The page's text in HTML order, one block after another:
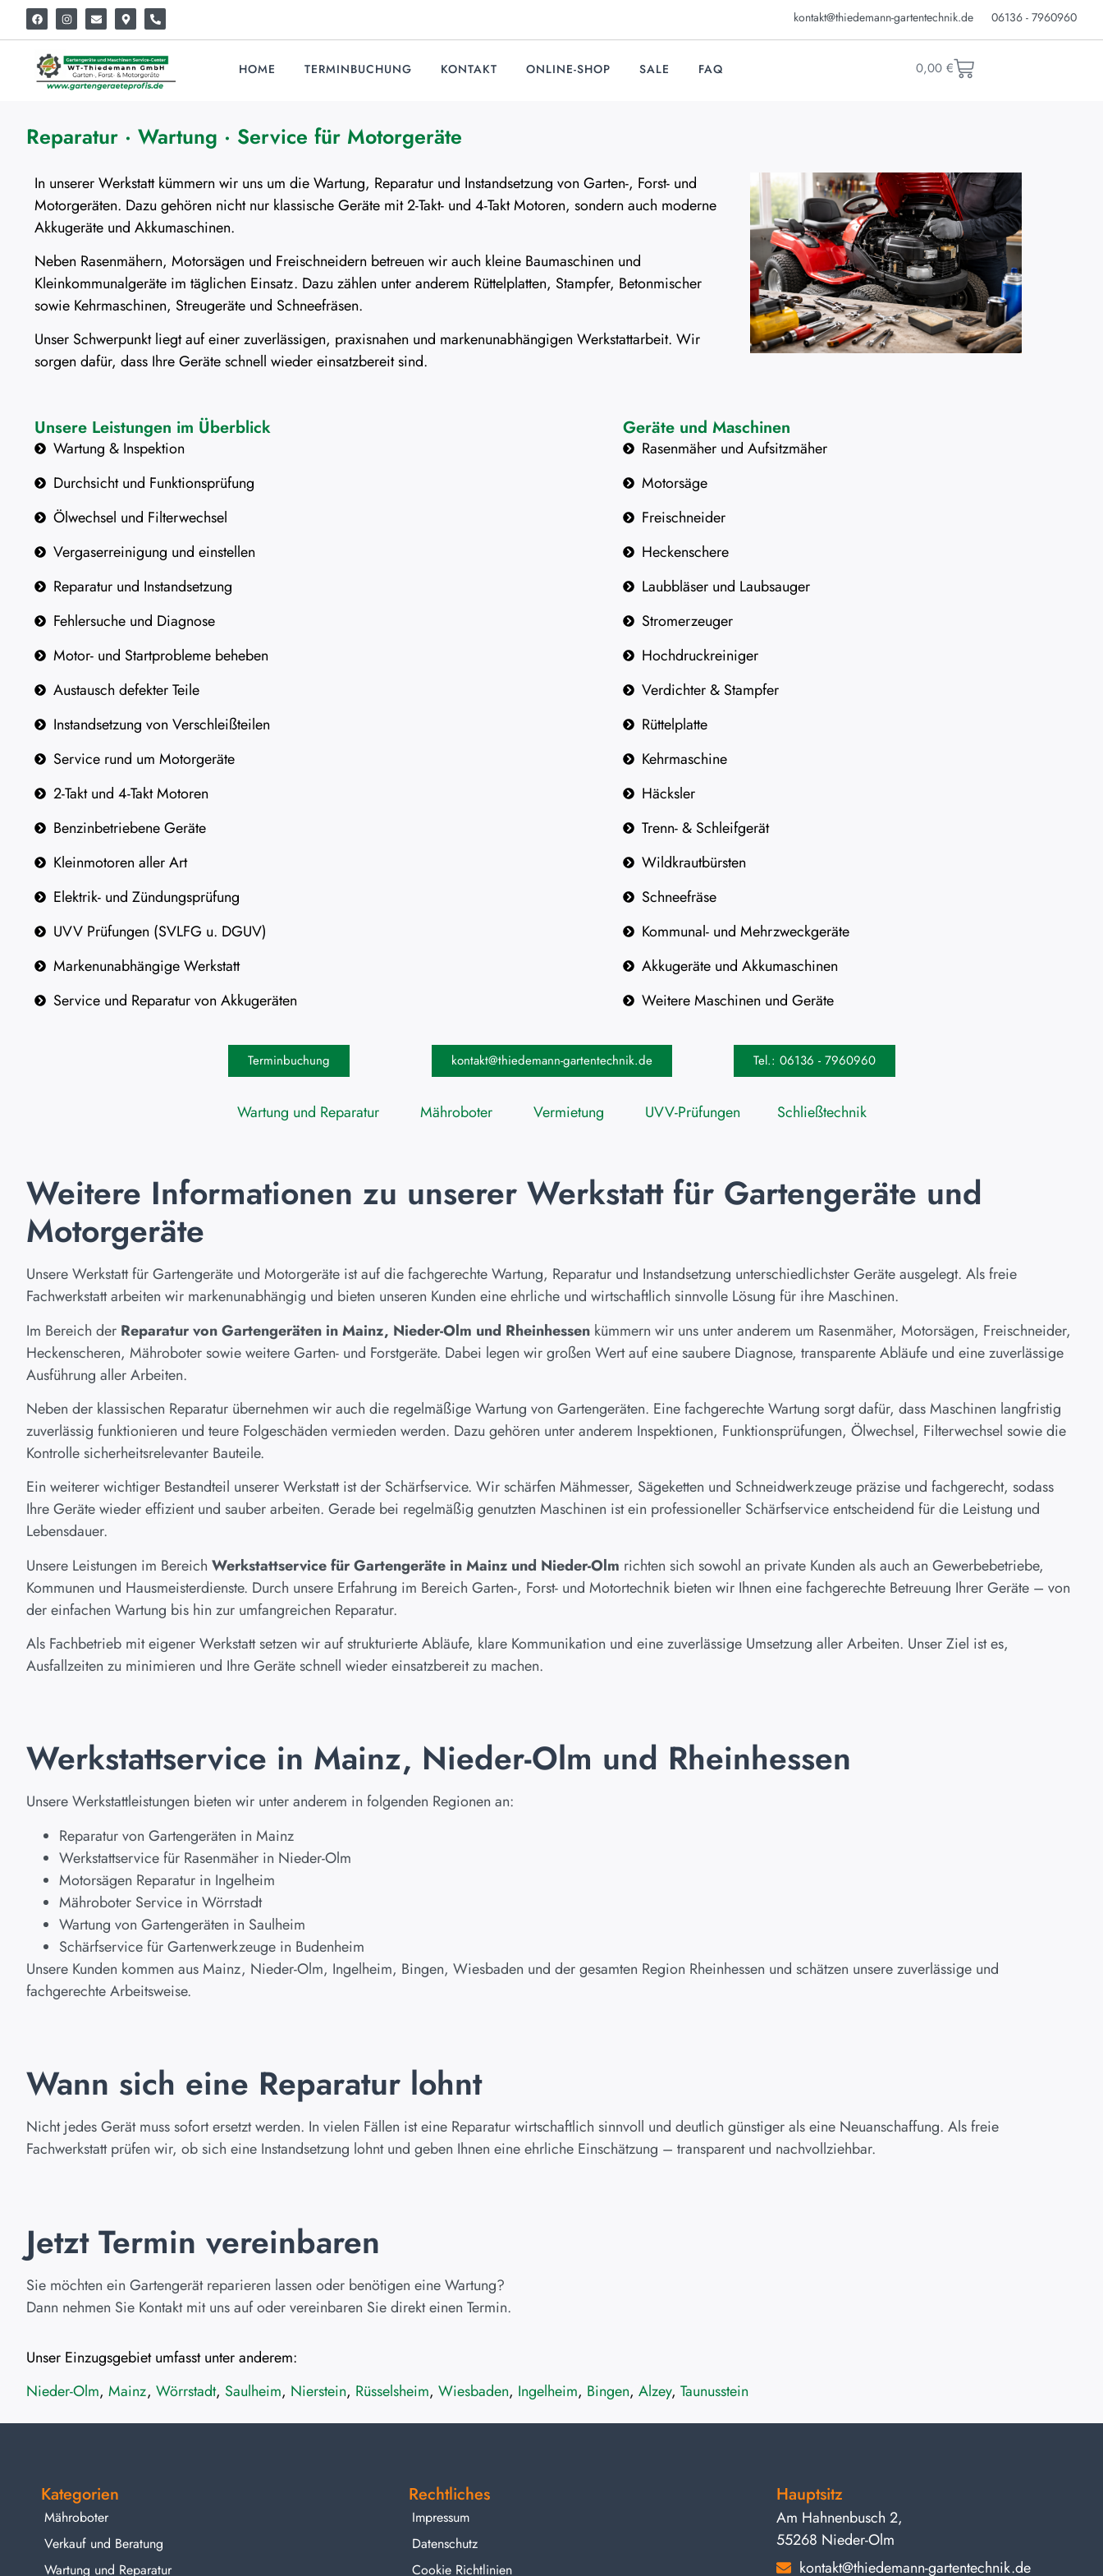
kontakt@thiedemann-gartentechnik.de 06136 - 7960960
HOME TERMINBUCHUNG KONTAKT ONLINE-SHOP SALE FAQ 0,00 €
Reparatur · Wartung · Service für Motorgeräte
In unserer Werkstatt kümmern wir uns um die Wartung, Reparatur und Instandsetzung von Garten-, Forst- und
Motorgeräten. Dazu gehören nicht nur klassische Geräte mit 2-Takt- und 4-Takt Motoren, sondern auch moderne
Akkugeräte und Akkumaschinen.
Neben Rasenmähern, Motorsägen und Freischneidern betreuen wir auch kleine Baumaschinen und
Kleinkommunalgeräte im täglichen Einsatz. Dazu zählen unter anderem Rüttelplatten, Stampfer, Betonmischer
sowie Kehrmaschinen, Streugeräte und Schneefräsen.
Unser Schwerpunkt liegt auf einer zuverlässigen, praxisnahen und markenunabhängigen Werkstattarbeit. Wir
sorgen dafür, dass Ihre Geräte schnell wieder einsatzbereit sind.
Unsere Leistungen im Überblick
Wartung & Inspektion
Durchsicht und Funktionsprüfung
Ölwechsel und Filterwechsel
Vergaserreinigung und einstellen
Reparatur und Instandsetzung
Fehlersuche und Diagnose
Motor- und Startprobleme beheben
Austausch defekter Teile
Instandsetzung von Verschleißteilen
Service rund um Motorgeräte
2-Takt und 4-Takt Motoren
Benzinbetriebene Geräte
Kleinmotoren aller Art
Elektrik- und Zündungsprüfung
UVV Prüfungen (SVLFG u. DGUV)
Markenunabhängige Werkstatt
Service und Reparatur von Akkugeräten
Geräte und Maschinen
Rasenmäher und Aufsitzmäher
Motorsäge
Freischneider
Heckenschere
Laubbläser und Laubsauger
Stromerzeuger
Hochdruckreiniger
Verdichter & Stampfer
Rüttelplatte
Kehrmaschine
Häcksler
Trenn- & Schleifgerät
Wildkrautbürsten
Schneefräse
Kommunal- und Mehrzweckgeräte
Akkugeräte und Akkumaschinen
Weitere Maschinen und Geräte
Terminbuchung kontakt@thiedemann-gartentechnik.de Tel.: 06136 - 7960960
Wartung und Reparatur Mähroboter Vermietung UVV-Prüfungen Schließtechnik
Weitere Informationen zu unserer Werkstatt für Gartengeräte und
Motorgeräte
Unsere Werkstatt für Gartengeräte und Motorgeräte ist auf die fachgerechte Wartung, Reparatur und Instandsetzung unterschiedlichster Geräte ausgelegt. Als freie
Fachwerkstatt arbeiten wir markenunabhängig und bieten unseren Kunden eine ehrliche und wirtschaftlich sinnvolle Lösung für ihre Maschinen.
Im Bereich der Reparatur von Gartengeräten in Mainz, Nieder-Olm und Rheinhessen kümmern wir uns unter anderem um Rasenmäher, Motorsägen, Freischneider,
Heckenscheren, Mähroboter sowie weitere Garten- und Forstgeräte. Dabei legen wir großen Wert auf eine saubere Diagnose, transparente Abläufe und eine zuverlässige
Ausführung aller Arbeiten.
Neben der klassischen Reparatur übernehmen wir auch die regelmäßige Wartung von Gartengeräten. Eine fachgerechte Wartung sorgt dafür, dass Maschinen langfristig
zuverlässig funktionieren und teure Folgeschäden vermieden werden. Dazu gehören unter anderem Inspektionen, Funktionsprüfungen, Ölwechsel, Filterwechsel sowie die
Kontrolle sicherheitsrelevanter Bauteile.
Ein weiterer wichtiger Bestandteil unserer Werkstatt ist der Schärfservice. Wir schärfen Mähmesser, Sägeketten und Schneidwerkzeuge präzise und fachgerecht, sodass
Ihre Geräte wieder effizient und sauber arbeiten. Gerade bei regelmäßig genutzten Maschinen ist ein professioneller Schärfservice entscheidend für die Leistung und
Lebensdauer.
Unsere Leistungen im Bereich Werkstattservice für Gartengeräte in Mainz und Nieder-Olm richten sich sowohl an private Kunden als auch an Gewerbebetriebe,
Kommunen und Hausmeisterdienste. Durch unsere Erfahrung im Bereich Garten-, Forst- und Motortechnik bieten wir Ihnen eine fachgerechte Betreuung Ihrer Geräte – von
der einfachen Wartung bis hin zur umfangreichen Reparatur.
Als Fachbetrieb mit eigener Werkstatt setzen wir auf strukturierte Abläufe, klare Kommunikation und eine zuverlässige Umsetzung aller Arbeiten. Unser Ziel ist es,
Ausfallzeiten zu minimieren und Ihre Geräte schnell wieder einsatzbereit zu machen.
Werkstattservice in Mainz, Nieder-Olm und Rheinhessen
Unsere Werkstattleistungen bieten wir unter anderem in folgenden Regionen an:
Reparatur von Gartengeräten in Mainz
Werkstattservice für Rasenmäher in Nieder-Olm
Motorsägen Reparatur in Ingelheim
Mähroboter Service in Wörrstadt
Wartung von Gartengeräten in Saulheim
Schärfservice für Gartenwerkzeuge in Budenheim
Unsere Kunden kommen aus Mainz, Nieder-Olm, Ingelheim, Bingen, Wiesbaden und der gesamten Region Rheinhessen und schätzen unsere zuverlässige und
fachgerechte Arbeitsweise.
Wann sich eine Reparatur lohnt
Nicht jedes Gerät muss sofort ersetzt werden. In vielen Fällen ist eine Reparatur wirtschaftlich sinnvoll und deutlich günstiger als eine Neuanschaffung. Als freie
Fachwerkstatt prüfen wir, ob sich eine Instandsetzung lohnt und geben Ihnen eine ehrliche Einschätzung – transparent und nachvollziehbar.
Jetzt Termin vereinbaren
Sie möchten ein Gartengerät reparieren lassen oder benötigen eine Wartung?
Dann nehmen Sie Kontakt mit uns auf oder vereinbaren Sie direkt einen Termin.
Unser Einzugsgebiet umfasst unter anderem:
Nieder-Olm, Mainz, Wörrstadt, Saulheim, Nierstein, Rüsselsheim, Wiesbaden, Ingelheim, Bingen, Alzey, Taunusstein
Kategorien
Mähroboter
Verkauf und Beratung
Wartung und Reparatur
Rechtliches
Impressum
Datenschutz
Cookie Richtlinien
Hauptsitz
Am Hahnenbusch 2,
55268 Nieder-Olm
kontakt@thiedemann-gartentechnik.de